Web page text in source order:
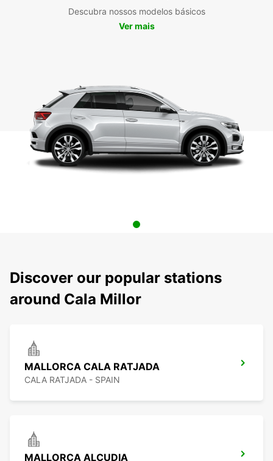
Descubra nossos modelos básicos
Ver mais
Discover our popular stations
around Cala Millor
MALLORCA CALA RATJADA
CALA RATJADA - SPAIN
MALLORCA ALCUDIA